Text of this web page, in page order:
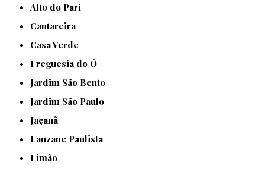
Alto do Pari
Cantareira
Casa Verde
Freguesia do Ó
Jardim São Bento
Jardim São Paulo
Jaçanã
Lauzane Paulista
Limão